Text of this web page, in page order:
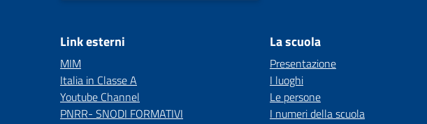
Link esterni
MIM
Italia in Classe A
Youtube Channel
PNRR- SNODI FORMATIVI
La scuola
Presentazione
I luoghi
Le persone
I numeri della scuola